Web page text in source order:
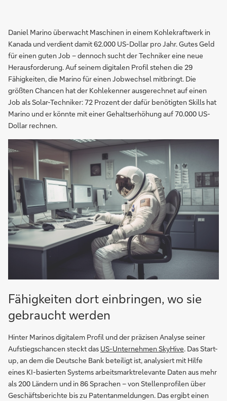
Daniel Marino überwacht Maschinen in einem Kohlekraftwerk in
Kanada und verdient damit 62.000 US-Dollar pro Jahr. Gutes Geld
für einen guten Job – dennoch sucht der Techniker eine neue
Herausforderung. Auf seinem digitalen Profil stehen die 29
Fähigkeiten, die Marino für einen Jobwechsel mitbringt. Die
größten Chancen hat der Kohlekenner ausgerechnet auf einen
Job als Solar-Techniker: 72 Prozent der dafür benötigten Skills hat
Marino und er könnte mit einer Gehaltserhöhung auf 70.000 US-
Dollar rechnen.
Fähigkeiten dort einbringen, wo sie
gebraucht werden
Hinter Marinos digitalem Profil und der präzisen Analyse seiner
Aufstiegschancen steckt das US-Unternehmen SkyHive. Das Start-
up, an dem die Deutsche Bank beteiligt ist, analysiert mit Hilfe
eines KI-basierten Systems arbeitsmarktrelevante Daten aus mehr
als 200 Ländern und in 86 Sprachen – von Stellenprofilen über
Geschäftsberichte bis zu Patentanmeldungen. Das ergibt einen